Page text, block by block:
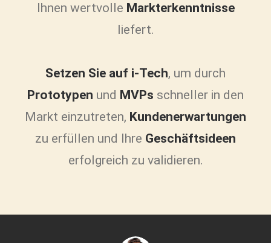
Ihnen wertvolle Markterkenntnisse
liefert.
Setzen Sie auf i-Tech, um durch
Prototypen und MVPs schneller in den
Markt einzutreten, Kundenerwartungen
zu erfüllen und Ihre Geschäftsideen
erfolgreich zu validieren.